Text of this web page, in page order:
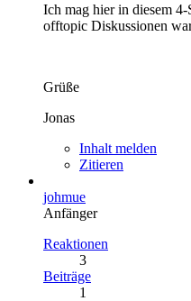
Ich mag hier in diesem
offtopic Diskussionen
Grüße
Jonas
Inhalt melden
Zitieren
johmue
Anfänger
Reaktionen
3
Beiträge
1